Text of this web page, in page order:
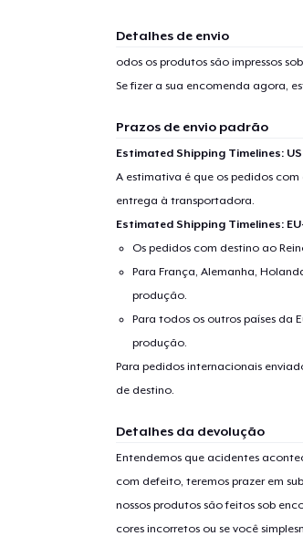
Detalhes de envio
odos os produtos são impressos
Se fizer a sua encomenda agora,
Prazos de envio padrão
Estimated Shipping Timelines:
A estimativa é que os pedidos
entrega à transportadora.
Estimated Shipping Timelines:
Os pedidos com destino ao
Para França, Alemanha,
produção.
Para todos os outros países da
produção.
Para pedidos internacionais
de destino.
Detalhes da devolução
Entendemos que acidentes
com defeito, teremos prazer em
nossos produtos são feitos sob
cores incorretos ou se você